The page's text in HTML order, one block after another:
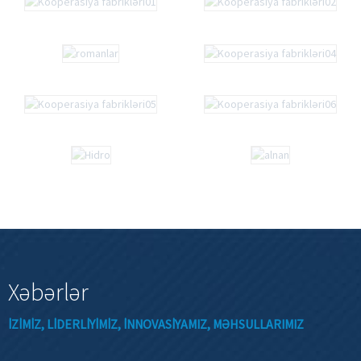
Xəbərlər
IZIMIZ, LIDERLIYIMIZ, INNOVASIYAMIZ, MƏHSULLARIMIZ